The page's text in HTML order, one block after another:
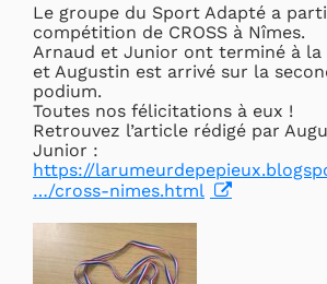
Le groupe du Sport Adapté a
compétition de CROSS à Nîmes.
Arnaud et Junior ont terminé à la
et Augustin est arrivé sur la
podium.
Toutes nos félicitations à eux !
Retrouvez l’article rédigé par
Junior :
https://
…/cross-nimes.html